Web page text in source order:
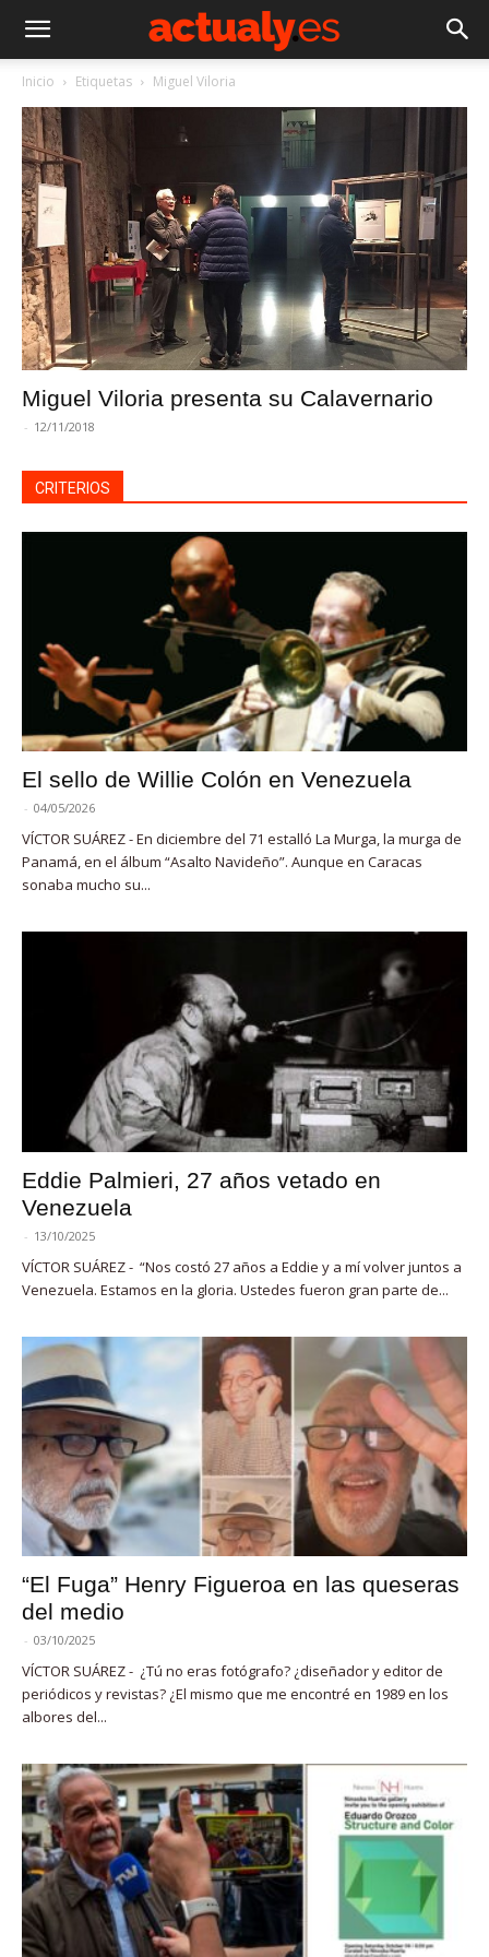
Inicio Etiquetas Miguel Viloria
Miguel Viloria presenta su Calavernario
- 12/11/2018
CRITERIOS
El sello de Willie Colón en Venezuela
- 04/05/2026
VÍCTOR SUÁREZ - En diciembre del 71 estalló La Murga, la murga de
Panamá, en el álbum “Asalto Navideño”. Aunque en Caracas
sonaba mucho su...
Eddie Palmieri, 27 años vetado en
Venezuela
- 13/10/2025
VÍCTOR SUÁREZ - “Nos costó 27 años a Eddie y a mí volver juntos a
Venezuela. Estamos en la gloria. Ustedes fueron gran parte de...
“El Fuga” Henry Figueroa en las queseras
del medio
- 03/10/2025
VÍCTOR SUÁREZ - ¿Tú no eras fotógrafo? ¿diseñador y editor de
periódicos y revistas? ¿El mismo que me encontré en 1989 en los
albores del...